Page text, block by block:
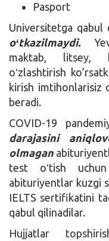
Pasport
Universitetga qabul
oʻtkazilmaydi.
maktab, litsey,
oʻzlashtirish
kirish imtihonlarisiz
beradi.
COVID-19
darajasini
olmagan
test oʻtish
abituriyentlar kuzgi
IELTS sertifikatini
qabul qilinadilar.
Hujjatlar